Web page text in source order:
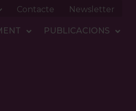
Contacte Newsletter
PUBLICACIONS